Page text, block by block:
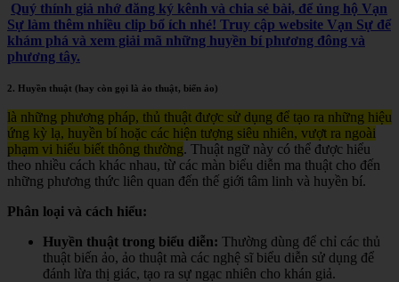
Quý thính giả nhớ đăng ký kênh và chia sẻ bài, để ủng hộ Vạn
Sự làm thêm nhiều clip bổ ích nhé! Truy cập website Vạn Sự để
khám phá và xem giải mã những huyền bí phương đông và
phương tây.
2. Huyền thuật (hay còn gọi là ảo thuật, biến ảo)
là những phương pháp, thủ thuật được sử dụng để tạo ra những hiệu
ứng kỳ lạ, huyền bí hoặc các hiện tượng siêu nhiên, vượt ra ngoài
phạm vi hiểu biết thông thường. Thuật ngữ này có thể được hiểu
theo nhiều cách khác nhau, từ các màn biểu diễn ma thuật cho đến
những phương thức liên quan đến thế giới tâm linh và huyền bí.
Phân loại và cách hiểu:
Huyền thuật trong biểu diễn: Thường dùng để chỉ các thủ
thuật biến ảo, ảo thuật mà các nghệ sĩ biểu diễn sử dụng để
đánh lừa thị giác, tạo ra sự ngạc nhiên cho khán giả.